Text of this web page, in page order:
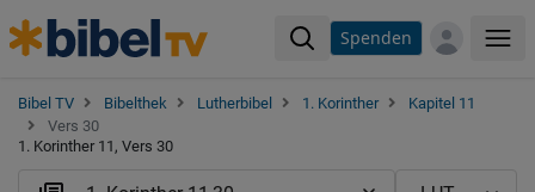
Spenden
Bibel TV Bibelthek Lutherbibel 1. Korinther
Kapitel 11
Vers 30
1. Korinther 11, Vers 30